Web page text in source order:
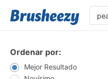
Ordenar por:
Mejor Resultado